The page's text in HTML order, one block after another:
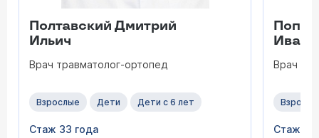
Полтавский Дмитрий
Ильич
Врач травматолог-ортопед
Взрослые Дети Дети с 6 лет
Стаж 33 года
Врач
Стаж 17